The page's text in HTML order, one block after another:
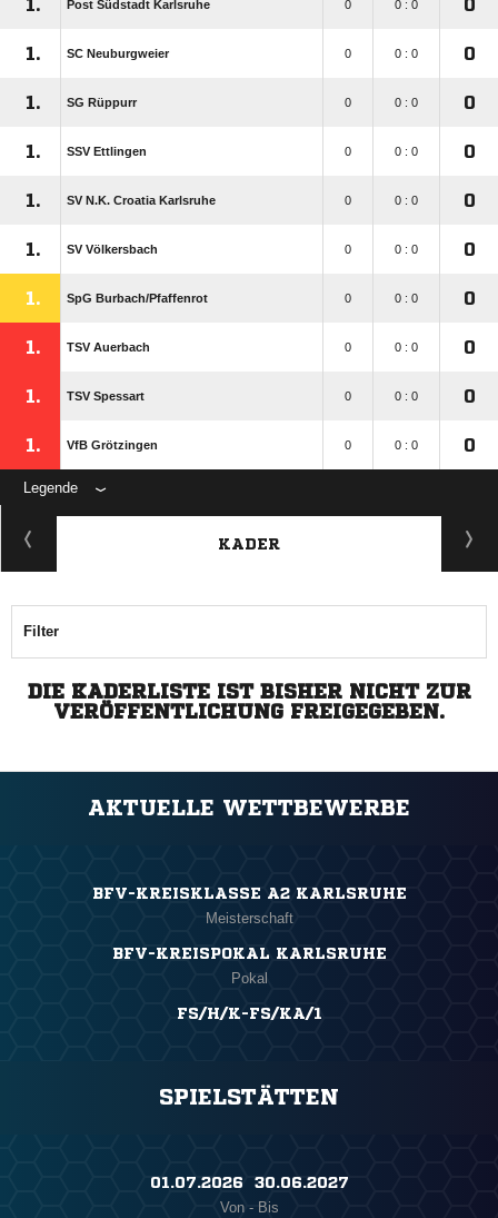
1. Post Südstadt Karlsruhe 0 0 : 0 0
1. SC Neuburgweier 0 0 : 0 0
1. SG Rüppurr 0 0 : 0 0
1. SSV Ettlingen 0 0 : 0 0
1. SV N.K. Croatia Karlsruhe 0 0 : 0 0
1. SV Völkersbach 0 0 : 0 0
1. SpG Burbach/​Pfaffenrot 0 0 : 0 0
1. TSV Auerbach 0 0 : 0 0
1. TSV Spessart 0 0 : 0 0
1. VfB Grötzingen 0 0 : 0 0
Legende
KADER
Filter
DIE KADERLISTE IST BISHER NICHT ZUR
VERÖFFENTLICHUNG FREIGEGEBEN.
AKTUELLE WETTBEWERBE
BFV-KREISKLASSE A2 KARLSRUHE
Meisterschaft
BFV-KREISPOKAL KARLSRUHE
Pokal
FS/H/K-FS/KA/1
SPIELSTÄTTEN
01.07.2026 ​ 30.06.2027
Von - Bis